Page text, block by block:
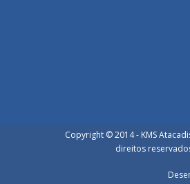
Copyright © 2014 - KMS
direitos